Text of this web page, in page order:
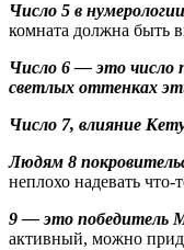
Число 5 в
комната должна быть
Число 6 — это число
светлых оттенках
Число 7, влияние
Людям 8
неплохо надевать
9 — это победитель
активный, можно